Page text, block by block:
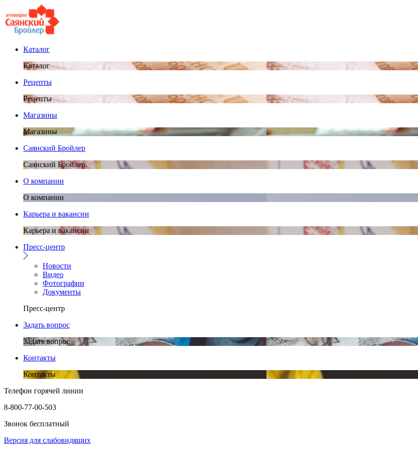
Каталог
Каталог
Рецепты
Рецепты
Магазины
Магазины
Саянский Бройлер
Саянский Бройлер
О компании
О компании
Карьера и вакансии
Карьера и вакансии
Пресс-центр
Новости
Видео
Фотографии
Документы
Пресс-центр
Задать вопрос
Задать вопрос
Контакты
Контакты
Телефон горячей линии
8-800-77-00-503
Звонок бесплатный
Версия для слабовидящих